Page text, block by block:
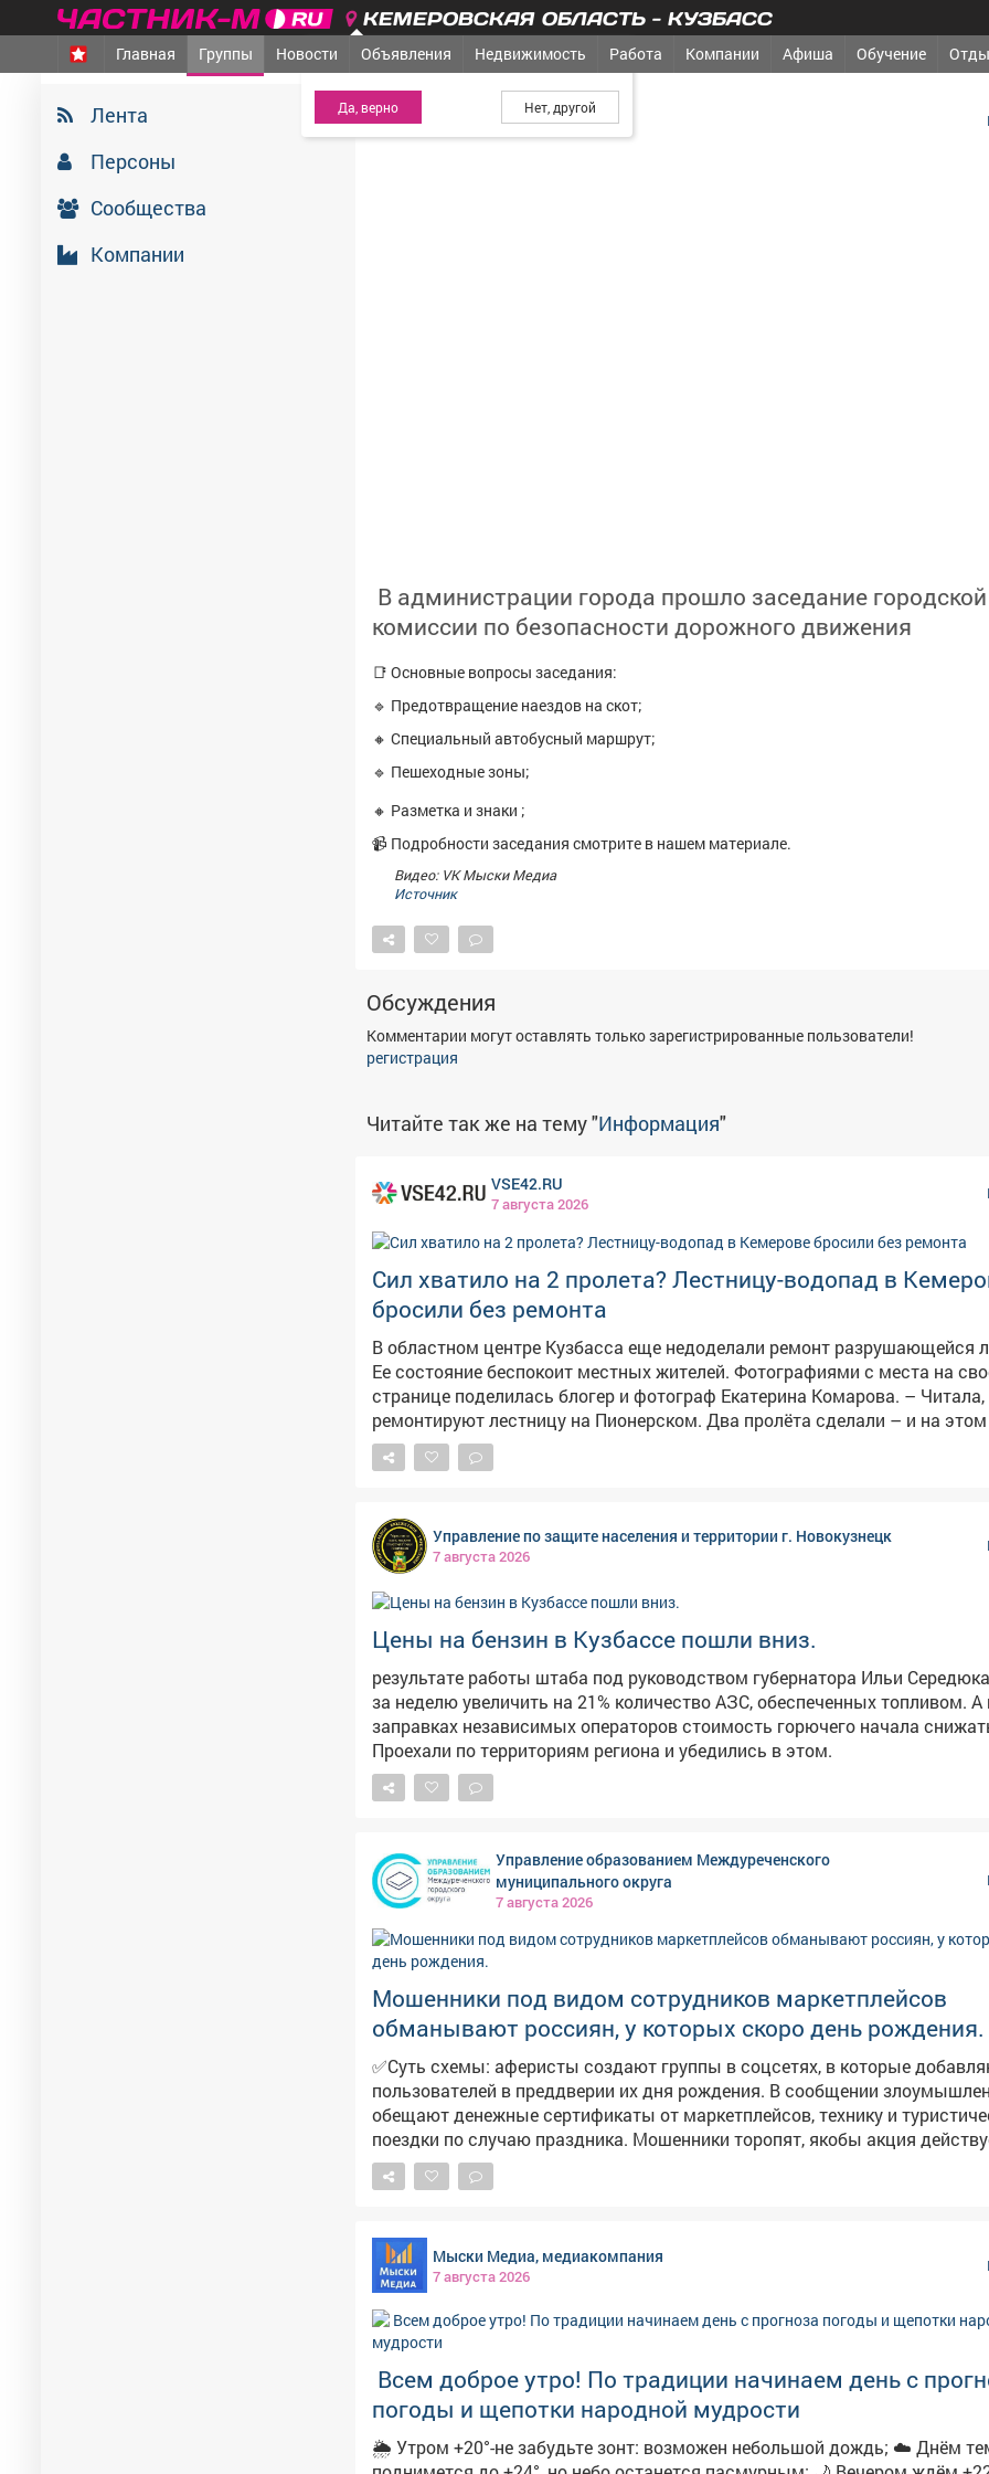
КЕМЕРОВСКАЯ ОБЛАСТЬ - КУЗБАСС
МЕЖДУРЕЧЕНСК - Ваш город?
Главная Группы Новости Объявления Недвижимость Работа Компании Афиша Обучение
Лента
Персоны
Сообщества
Компании
Мыски Медиа, медиакомпания
В администрации города прошло заседание городской
комиссии по безопасности дорожного движения
📑 Основные вопросы заседания:
🔹 Предотвращение наездов на скот;
🔸 Специальный автобусный маршрут;
🔹 Пешеходные зоны;
🔸 Разметка и знаки ;
📹 Подробности заседания смотрите в нашем материале.
Видео: VK Мыски Медиа
Источник
Обсуждения
Комментарии могут оставлять только зарегистрированные пользователи!
регистрация
Читайте так же на тему "Информация"
VSE42.RU
7 августа 2026
Сил хватило на 2 пролета? Лестницу-водопад в
бросили без ремонта
В областном центре Кузбасса еще недоделали ремонт разрушающейся
Ее состояние беспокоит местных жителей. Фотографиями с места на своей личной
странице поделилась блогер и фотограф Екатерина Комарова. – Читала, что
ремонтируют лестницу на Пионерском. Два пролёта сделали – и на этом
прокомментировала она ситуацию. На опубликованных кадрах видно, что часть
конструкции действительно приведена в порядок, однако оставшаяся
ливней эта лестница регулярно превращается в бурный водопад, а зимой
страдает от тяжести снега. Напомним, в конце июня в мэрии сообщали, что
началсяремонт лестничного спуска на Пионерском бульваре. В
также отметили, что его размыло сильным дождем.
Управление по защите населения и территории г. Новокузнецк
7 августа 2026
Цены на бензин в Кузбассе пошли вниз.
результате работы штаба под руководством губернатора Ильи
за неделю увеличить на 21% количество АЗС, обеспеченных топливом. А
заправках независимых операторов стоимость горючего начала
Проехали по территориям региона и убедились в этом.
Управление образованием Междуреченского
муниципального округа
7 августа 2026
Мошенники под видом сотрудников маркетплейсов
обманывают россиян, у которых скоро день рождения.
✅Суть схемы: аферисты создают группы в соцсетях, в которые
пользователей в преддверии их дня рождения. В сообщении
обещают денежные сертификаты от маркетплейсов, технику и
поездки по случаю праздника. Мошенники торопят, якобы акция действует всего
24 часа. И побуждают пользователей перейти по ссылке. ➡️ ❗️Будьте бдительны и
предупредите близких! Переходить по ссылке опасно, она может быть
персональные данные. Обо всех акциях маркетплейсы информируют на
официальных ресурсах.
Мыски Медиа, медиакомпания
7 августа 2026
Всем доброе утро! По традиции начинаем день с
погоды и щепотки народной мудрости
🌦 Утром +20°-не забудьте зонт: возможен небольшой дождь; ☁️ Днём температура